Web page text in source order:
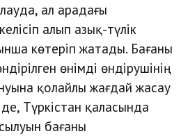
ал арадағы
алып азық-түлік
көтеріп жатады. Бағаны
өнімді өндірушінің
қолайлы жағдай жасау
Түркістан қаласында
бағаны